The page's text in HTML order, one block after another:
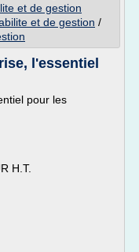
et de gestion
et de gestion /
l'essentiel
pour les
H.T.